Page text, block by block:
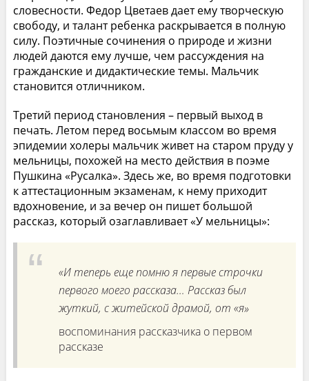
словесности. Федор Цветаев дает ему творческую
свободу, и талант ребенка раскрывается в полную
силу. Поэтичные сочинения о природе и жизни
людей даются ему лучше, чем рассуждения на
гражданские и дидактические темы. Мальчик
становится отличником.
Третий период становления – первый выход в
печать. Летом перед восьмым классом во время
эпидемии холеры мальчик живет на старом пруду у
мельницы, похожей на место действия в поэме
Пушкина «Русалка». Здесь же, во время подготовки
к аттестационным экзаменам, к нему приходит
вдохновение, и за вечер он пишет большой
рассказ, который озаглавливает «У мельницы»:
«И теперь еще помню я первые строчки
первого моего рассказа… Рассказ был
жуткий, с житейской драмой, от «я»
воспоминания рассказчика о первом
рассказе